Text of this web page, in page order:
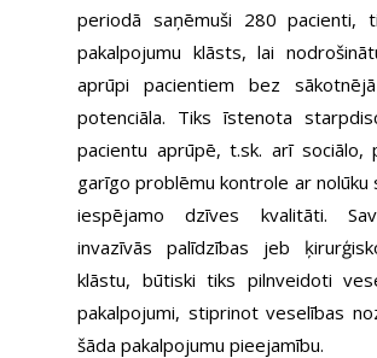
periodā saņēmuši 280 pacienti,
pakalpojumu klāsts, lai
aprūpi pacientiem bez
potenciāla. Tiks īstenota
pacientu aprūpē, t.sk. arī sociālo,
garīgo problēmu kontrole ar nolūku
iespējamo dzīves kvalitāti.
invazīvās palīdzības jeb
klāstu, būtiski tiks pilnveidoti
pakalpojumi, stiprinot veselības
šāda pakalpojumu pieejamību.